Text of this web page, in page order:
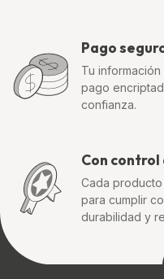
Pago
Tu
pago
confianza.
Con
Cada
para cumplir
durabilidad y